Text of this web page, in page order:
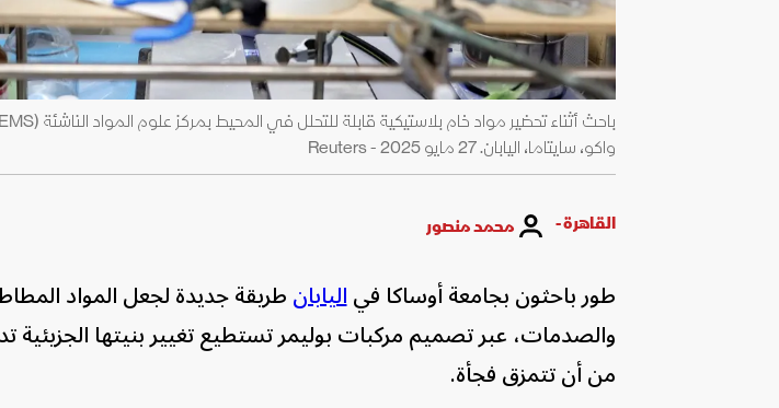
واكو، سايتاما، اليابان. 27 مايو 2025 - Reuters
القاهرة - محمد منصور
طور باحثون بجامعة أوساكا فياليابانطريقة جديدة لجعل المواد
والصدمات، عبر تصميم مركبات بوليمر تستطيع تغيير بنيتها الجزيئية
من أن تتمزق فجأة.